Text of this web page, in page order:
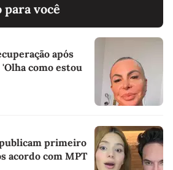
para você
após
como estou
primeiro
acordo com MPT